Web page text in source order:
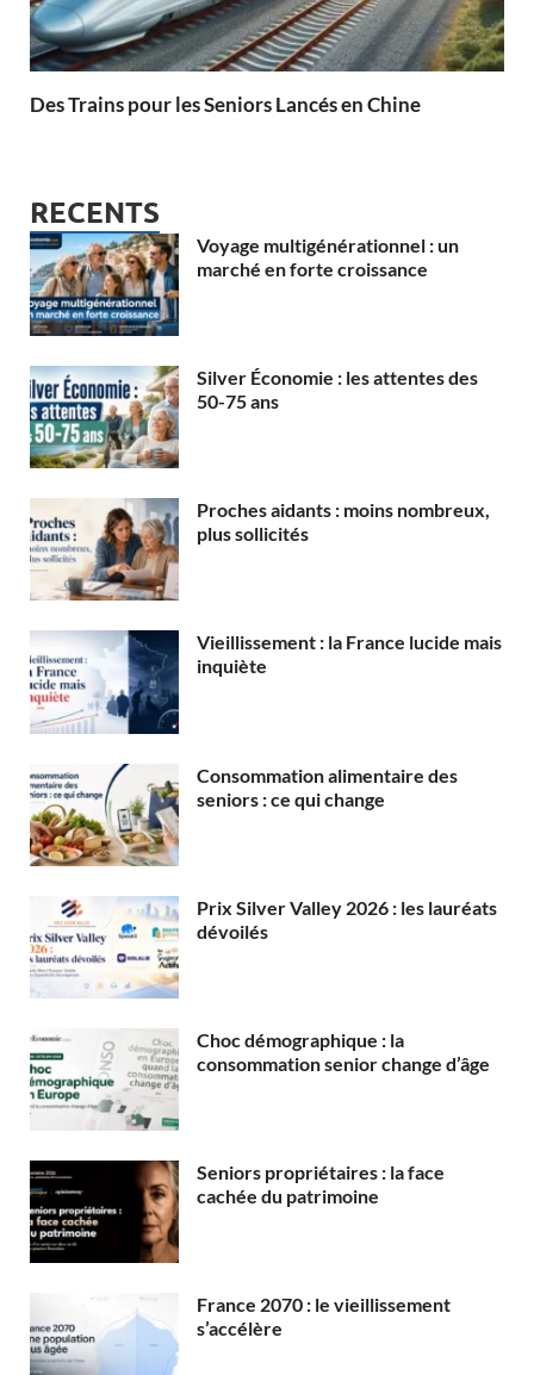
Des Trains pour les Seniors Lancés en Chine
RECENTS
Voyage multigénérationnel : un
marché en forte croissance
Silver Économie : les attentes des
50-75 ans
Proches aidants : moins nombreux,
plus sollicités
Vieillissement : la France lucide mais
inquiète
Consommation alimentaire des
seniors : ce qui change
Prix Silver Valley 2026 : les lauréats
dévoilés
Choc démographique : la
consommation senior change d’âge
Seniors propriétaires : la face
cachée du patrimoine
France 2070 : le vieillissement
s’accélère